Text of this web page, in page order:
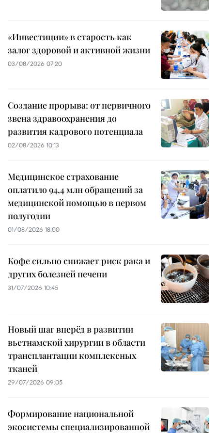
«Инвестиции» в старость как
залог здоровой и активной жизни
03/08/2026 07:20
Создание прорыва: от первичного
звена здравоохранения до
развития кадрового потенциала
02/08/2026 10:13
Медицинское страхование
оплатило 94,4 млн обращений за
медицинской помощью в первом
полугодии
01/08/2026 18:00
Кофе сильно снижает риск рака и
других болезней печени
31/07/2026 10:45
Новый шаг вперёд в развитии
вьетнамской хирургии в области
трансплантации комплексных
тканей
29/07/2026 09:05
Формирование национальной
экосистемы специализированной